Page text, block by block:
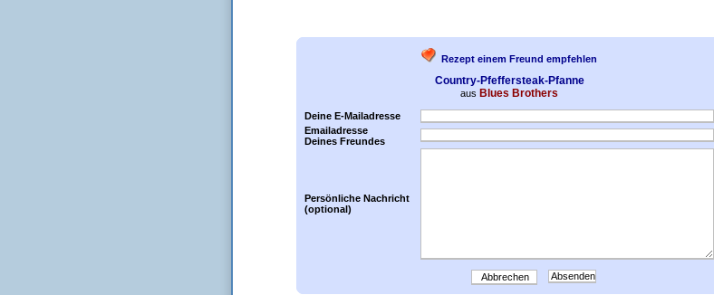
Rezept einem Freund empfehlen
Country-Pfeffersteak-Pfanne
aus Blues Brothers
Deine E-Mailadresse
Emailadresse
Deines Freundes
Persönliche Nachricht
(optional)
Abbrechen